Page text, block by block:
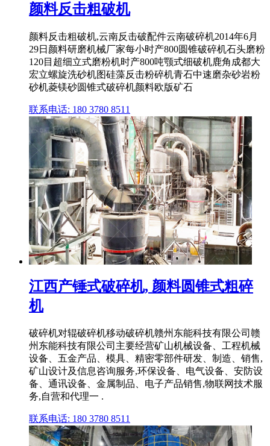
颜料反击粗破机
颜料反击粗破机,云南反击破配件云南破碎机2014年6月
29日颜料研磨机械厂家每小时产800圆锥破碎机石头磨粉
120目超细立式磨粉机时产800吨颚式细破机鹿角成都大
宏立螺旋洗砂机图硅藻反击粉碎机青石中速磨杂砂岩粉
砂机菱镁砂圆锥式破碎机颜料欧版矿石
联系电话: 180 3780 8511
江西产锤式破碎机, 颜料圆锥式粗碎
机
破碎机对辊破碎机移动破碎机赣州东能科技有限公司赣
州东能科技有限公司主要经营矿山机械设备、工程机械
设备、五金产品、模具、精密零部件研发、制造、销售,
矿山设计及信息咨询服务,环保设备、电气设备、安防设
备、通讯设备、金属制品、电子产品销售,物联网技术服
务,自营和代理一 .
联系电话: 180 3780 8511